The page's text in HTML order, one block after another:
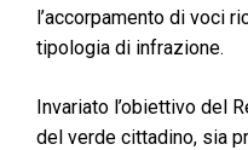
l’accorpamento di voci
tipologia di infrazione.
Invariato l’obiettivo del
del verde cittadino, sia